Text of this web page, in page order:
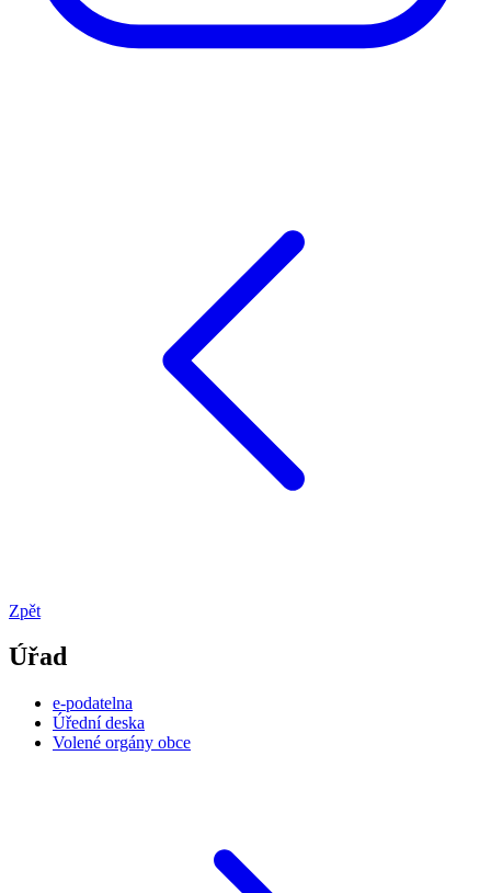
Zpět
Úřad
e-podatelna
Úřední deska
Volené orgány obce